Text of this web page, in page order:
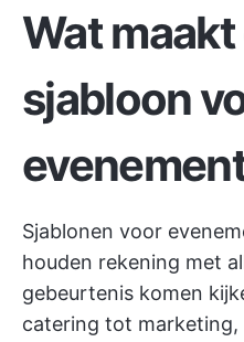
Wat
sjabloon
Sjablonen voor
houden rekening met
gebeurtenis komen
catering tot